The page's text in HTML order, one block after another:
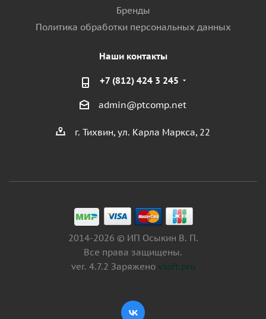
Бренды
Политика обработки персональных данных
Наши контакты
+7 (812) 424 3 245
admin@ptcomp.net
г. Тихвин, ул. Карла Маркса, 22
2014-2026 © ИП Осыкин В. П.
Все права защищены.
ver. 4.7.2 Заряжено vsoft.pro